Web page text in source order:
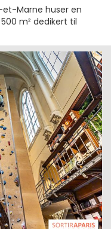
et-Marne huser en
m² dedikert til